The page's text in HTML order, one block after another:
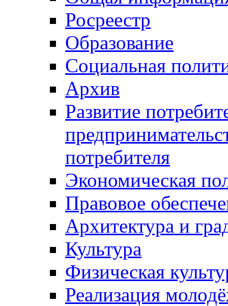
Росреестр
Образование
Социальная
Архив
Развитие
потребителя
Экономическая
Правовое
Архитектура и
Культура
Физическая
Реализация